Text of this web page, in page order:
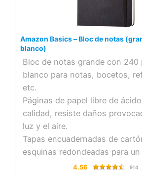
Amazon Basics – Bloc de notas
blanco)
Bloc de notas grande con 240
blanco para notas, bocetos,
etc.
Páginas de papel libre de
calidad, resiste daños
luz y el aire.
Tapas encuadernadas de
esquinas redondeadas para
4.56 914